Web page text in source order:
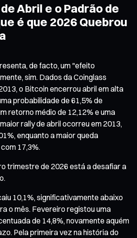
Abril e o Padrão de
é que 2026 Quebrou
de facto, um "efeito
sim. Dados da Coinglass
o Bitcoin encerrou abril em alta
probabilidade de 61,5% de
retorno médio de 12,12% e uma
rally de abril ocorreu em 2013,
enquanto a maior queda
17,3%.
trimestre de 2026 está a desafiar a
10,1%, significativamente abaixo
o mês. Fevereiro registou uma
de 14,8%, novamente aquém
Pela primeira vez na história do